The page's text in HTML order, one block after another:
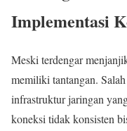
Implementasi
Meski terdengar
memiliki tantangan.
infrastruktur jaringan
koneksi tidak konsisten